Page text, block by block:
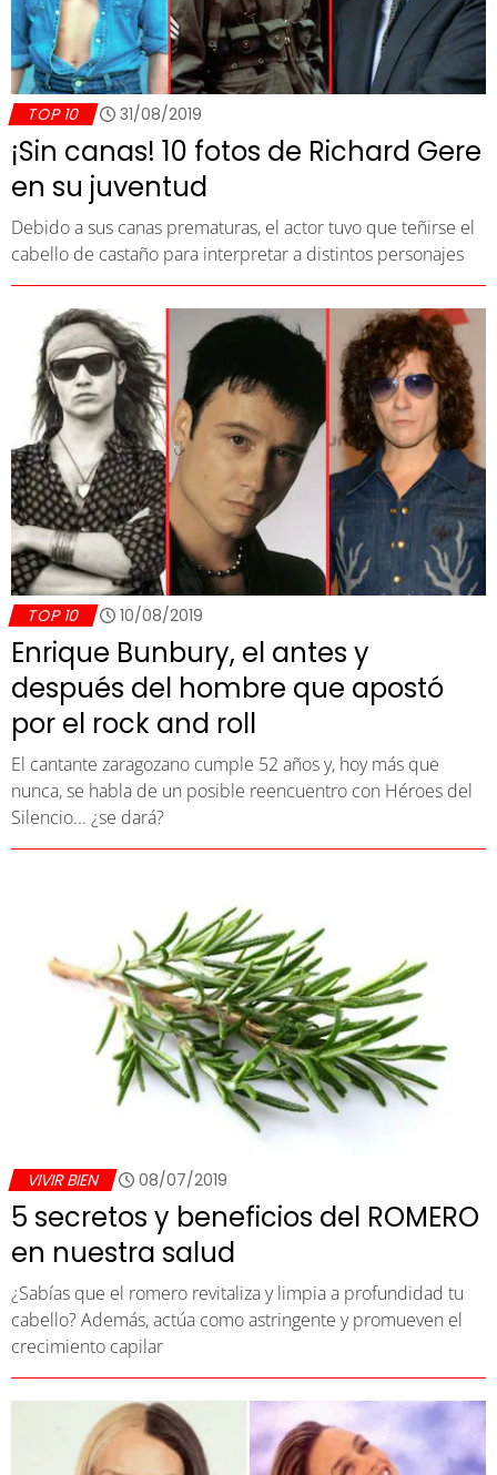
TOP 10 31/08/2019
¡Sin canas! 10 fotos de Richard Gere
en su juventud
Debido a sus canas prematuras, el actor tuvo que teñirse el
cabello de castaño para interpretar a distintos personajes
TOP 10 10/08/2019
Enrique Bunbury, el antes y
después del hombre que apostó
por el rock and roll
El cantante zaragozano cumple 52 años y, hoy más que
nunca, se habla de un posible reencuentro con Héroes del
Silencio... ¿se dará?
VIVIR BIEN 08/07/2019
5 secretos y beneficios del ROMERO
en nuestra salud
¿Sabías que el romero revitaliza y limpia a profundidad tu
cabello? Además, actúa como astringente y promueven el
crecimiento capilar